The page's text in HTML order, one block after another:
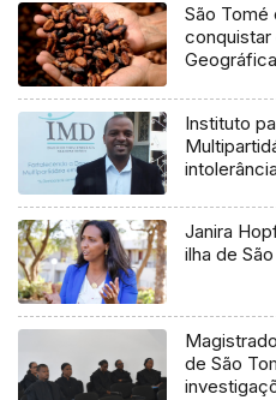
São Tomé
Instituto
Janira
ilha de
de São